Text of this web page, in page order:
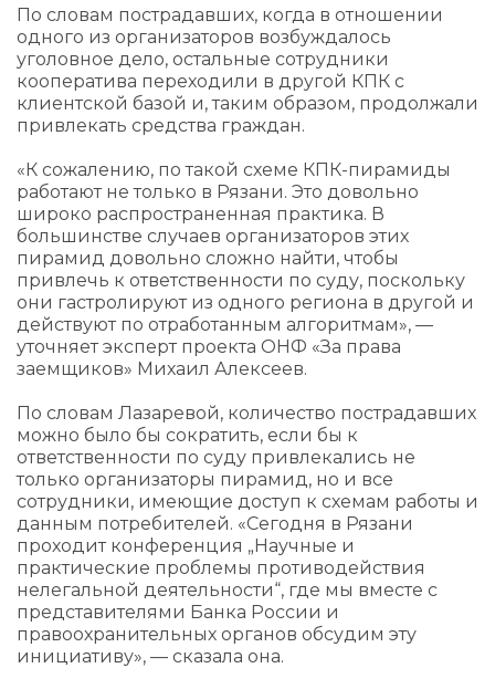
По словам пострадавших, когда в отношении
одного из организаторов возбуждалось
уголовное дело, остальные сотрудники
кооператива переходили в другой КПК с
клиентской базой и, таким образом, продолжали
привлекать средства граждан.
«К сожалению, по такой схеме КПК-пирамиды
работают не только в Рязани. Это довольно
широко распространенная практика. В
большинстве случаев организаторов этих
пирамид довольно сложно найти, чтобы
привлечь к ответственности по суду, поскольку
они гастролируют из одного региона в другой и
действуют по отработанным алгоритмам», —
уточняет эксперт проекта ОНФ «За права
заемщиков» Михаил Алексеев.
По словам Лазаревой, количество пострадавших
можно было бы сократить, если бы к
ответственности по суду привлекались не
только организаторы пирамид, но и все
сотрудники, имеющие доступ к схемам работы и
данным потребителей. «Сегодня в Рязани
проходит конференция „Научные и
практические проблемы противодействия
нелегальной деятельности“, где мы вместе с
представителями Банка России и
правоохранительных органов обсудим эту
инициативу», — сказала она.